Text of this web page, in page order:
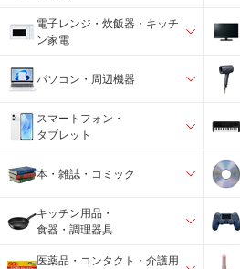
電子レンジ・炊飯器・キッチ
ン家電
パソコン・周辺機器
スマートフォン・
タブレット
本・雑誌・コミック
キッチン用品・
食器・調理器具
医薬品・コンタクト・介護用